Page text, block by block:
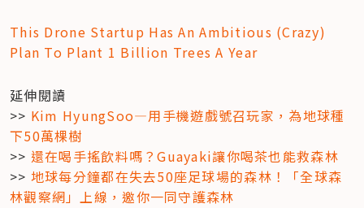
This Drone Startup Has An Ambitious (Crazy)
Plan To Plant 1 Billion Trees A Year
延伸閱讀
>> Kim HyungSoo—用手機遊戲號召玩家，為地球種
下50萬棵樹
>> 還在喝手搖飲料嗎？Guayaki讓你喝茶也能救森林
>> 地球每分鐘都在失去50座足球場的森林！「全球森
林觀察網」上線，邀你一同守護森林